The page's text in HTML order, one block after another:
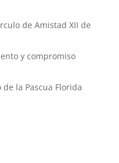
de Amistad XII de
y compromiso
la Pascua Florida